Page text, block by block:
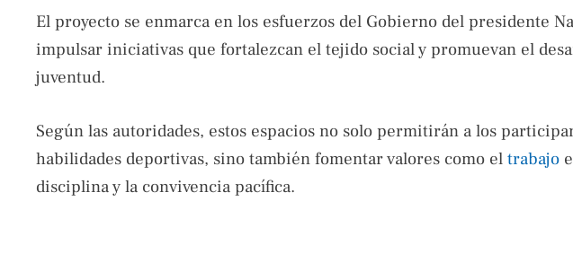
El proyecto se enmarca en los esfuerzos del Gobierno del presidente
impulsar iniciativas que fortalezcan el tejido social y promuevan el
juventud.
Según las autoridades, estos espacios no solo permitirán a los
habilidades deportivas, sino también fomentar valores como el trabajo
disciplina y la convivencia pacífica.